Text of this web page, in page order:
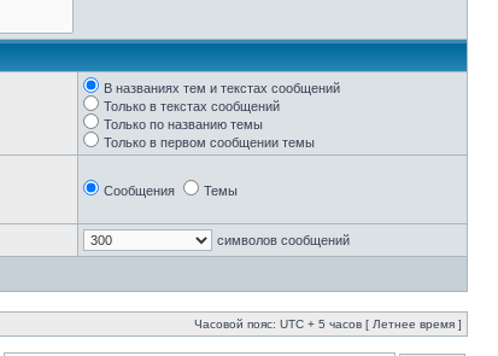
В названиях тем и текстах сообщений
Только в текстах сообщений
Только по названию темы
Только в первом сообщении темы
Сообщения Темы
символов сообщений
Часовой пояс: UTC + 5 часов [ Летнее время ]